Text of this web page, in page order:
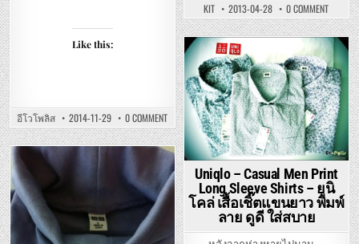
Like this:
อีโวโพลิส 2014-11-29 0 COMMENTON
UNIQLO
SUPIMA
COTTON
T-
SHIRTS
REVIEW
–
รีวิว
โคล่
KIT 2013-04-28 0 COMMENTON
UNIQLO
–
OXFORD
CHECK
N’
PRINTED
LONG
SLEEVE
SHIRTS
–
รีวิว
ยู
นิ
โคล่
เสื้อ
เชิ๊ต
แขน
ยาว
ลาย
สก๊อต
ต์
พิมพ์
Posted
in
Uniqlo – Casual Men Print
Long Sleeve Shirts – ยูนิ
โคล่ เสื้อเชิ๊ตแขนยาว พิมพ์
ลาย ดูดี ใส่สบาย
Posted